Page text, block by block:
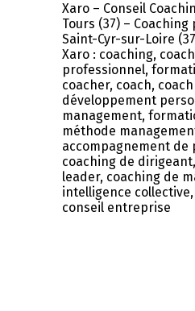
Xaro – Conseil
Tours (37) –
Saint-Cyr-sur-Loire
Xaro : coaching,
professionnel,
coacher, coach,
développement
management,
méthode
accompagnement de
coaching de
leader, coaching de
intelligence
conseil entreprise